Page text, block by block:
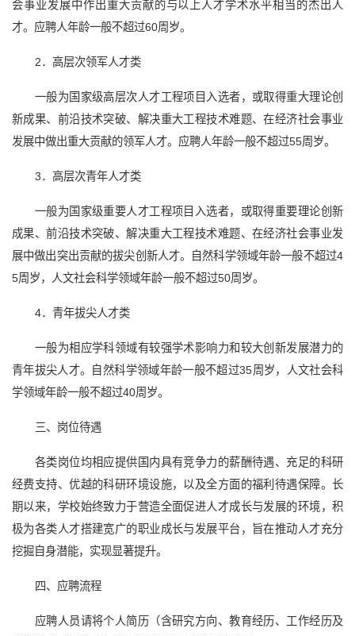
会事业发展中作出重大贡献的与以上人才学术水平相当的杰出人
才。应聘人年龄一般不超过60周岁。
2．高层次领军人才类
一般为国家级高层次人才工程项目入选者，或取得重大理论创
新成果、前沿技术突破、解决重大工程技术难题、在经济社会事业
发展中做出重大贡献的领军人才。应聘人年龄一般不超过55周岁。
3．高层次青年人才类
一般为国家级重要人才工程项目入选者，或取得重要理论创新
成果、前沿技术突破、解决重大工程技术难题、在经济社会事业发
展中做出突出贡献的拔尖创新人才。自然科学领域年龄一般不超过4
5周岁，人文社会科学领域年龄一般不超过50周岁。
4．青年拔尖人才类
一般为相应学科领域有较强学术影响力和较大创新发展潜力的
青年拔尖人才。自然科学领域年龄一般不超过35周岁，人文社会科
学领域年龄一般不超过40周岁。
三、岗位待遇
各类岗位均相应提供国内具有竞争力的薪酬待遇、充足的科研
经费支持、优越的科研环境设施，以及全方面的福利待遇保障。长
期以来，学校始终致力于营造全面促进人才成长与发展的环境，积
极为各类人才搭建宽广的职业成长与发展平台，旨在推动人才充分
挖掘自身潜能，实现显著提升。
四、应聘流程
应聘人员请将个人简历（含研究方向、教育经历、工作经历及